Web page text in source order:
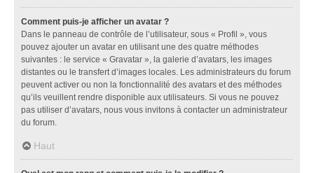
Comment puis-je afficher un avatar ?
Dans le panneau de contrôle de l’utilisateur, sous « Profil », vous
pouvez ajouter un avatar en utilisant une des quatre méthodes
suivantes : le service « Gravatar », la galerie d’avatars, les images
distantes ou le transfert d’images locales. Les administrateurs du forum
peuvent activer ou non la fonctionnalité des avatars et des méthodes
qu’ils veuillent rendre disponible aux utilisateurs. Si vous ne pouvez
pas utiliser d’avatars, nous vous invitons à contacter un administrateur
du forum.
Haut